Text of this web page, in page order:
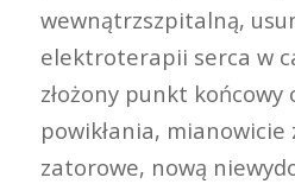
wewnątrzszpitalną,
elektroterapii serca w
złożony punkt końcowy
powikłania, mianowicie
zatorowe, nową